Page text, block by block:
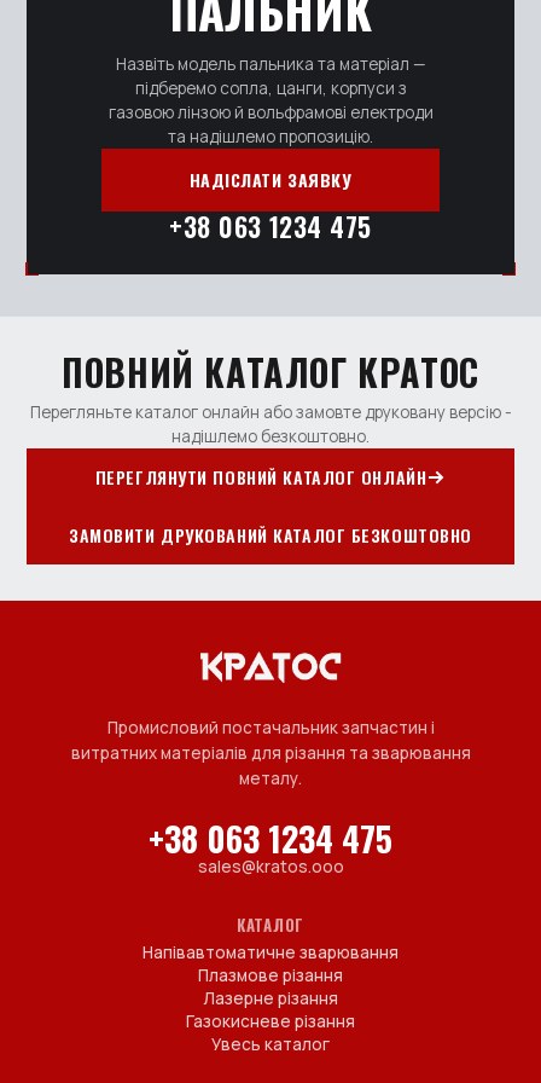
Назвіть модель пальника та матеріал —
підберемо сопла, цанги, корпуси з
газовою лінзою й вольфрамові електроди
та надішлемо пропозицію.
НАДІСЛАТИ ЗАЯВКУ
+38 063 1234 475
ПОВНИЙ КАТАЛОГ КРАТОС
Перегляньте каталог онлайн або замовте друковану версію -
надішлемо безкоштовно.
ПЕРЕГЛЯНУТИ ПОВНИЙ КАТАЛОГ ОНЛАЙН
ЗАМОВИТИ ДРУКОВАНИЙ КАТАЛОГ БЕЗКОШТОВНО
Промисловий постачальник запчастин і
витратних матеріалів для різання та зварювання
металу.
+38 063 1234 475
sales@kratos.ooo
КАТАЛОГ
Напівавтоматичне зварювання
Плазмове різання
Лазерне різання
Газокисневе різання
Увесь каталог